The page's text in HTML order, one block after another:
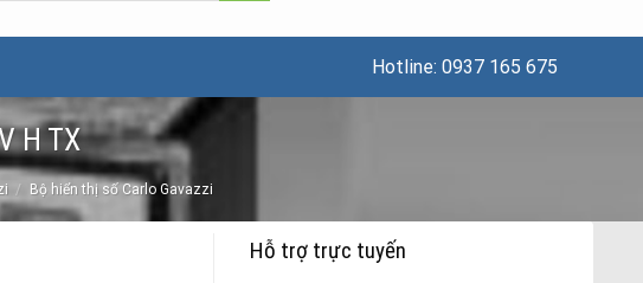
Hotline: 0937 165 675
H TX
/ Bộ hiển thị số Carlo Gavazzi
Hỗ trợ trực tuyến